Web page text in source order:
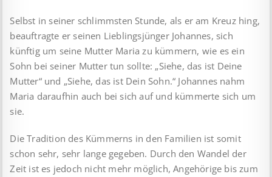
Selbst in seiner schlimmsten Stunde, als er am Kreuz hing,
beauftragte er seinen Lieblingsjünger Johannes, sich
künftig um seine Mutter Maria zu kümmern, wie es ein
Sohn bei seiner Mutter tun sollte: „Siehe, das ist Deine
Mutter“ und „Siehe, das ist Dein Sohn.“ Johannes nahm
Maria daraufhin auch bei sich auf und kümmerte sich um
sie.
Die Tradition des Kümmerns in den Familien ist somit
schon sehr, sehr lange gegeben. Durch den Wandel der
Zeit ist es jedoch nicht mehr möglich, Angehörige bis zum